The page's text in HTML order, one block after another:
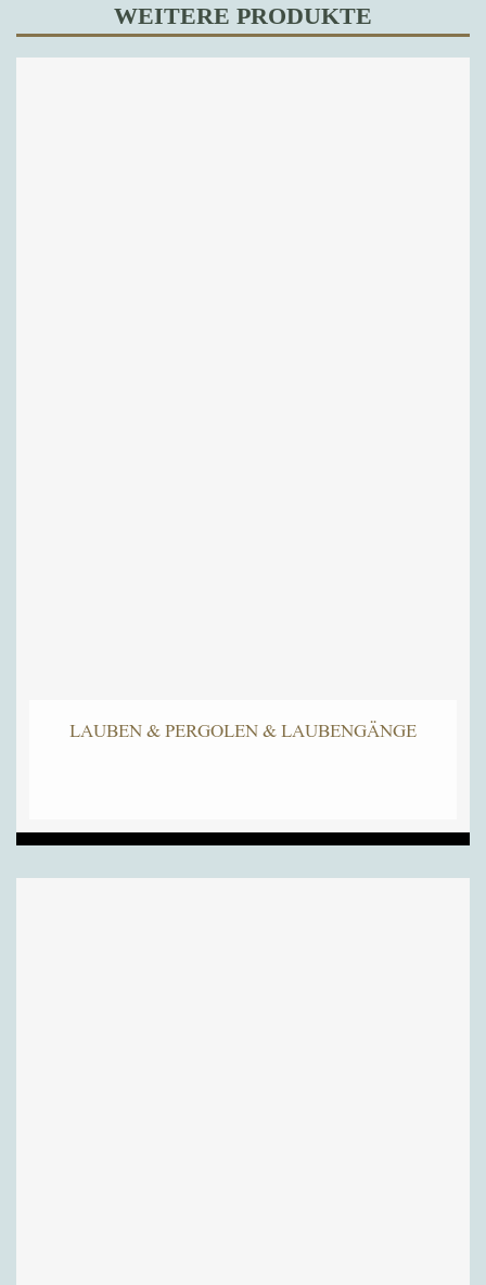
WEITERE PRODUKTE
LAUBEN & PERGOLEN & LAUBENGÄNGE